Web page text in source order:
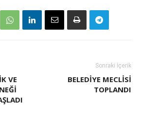
VE
Sonraki İçerik
BELEDIYE MECLISI
TOPLANDI